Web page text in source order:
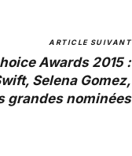
ARTICLE SUIVANT
Awards 2015 :
Selena Gomez,
grandes nominées